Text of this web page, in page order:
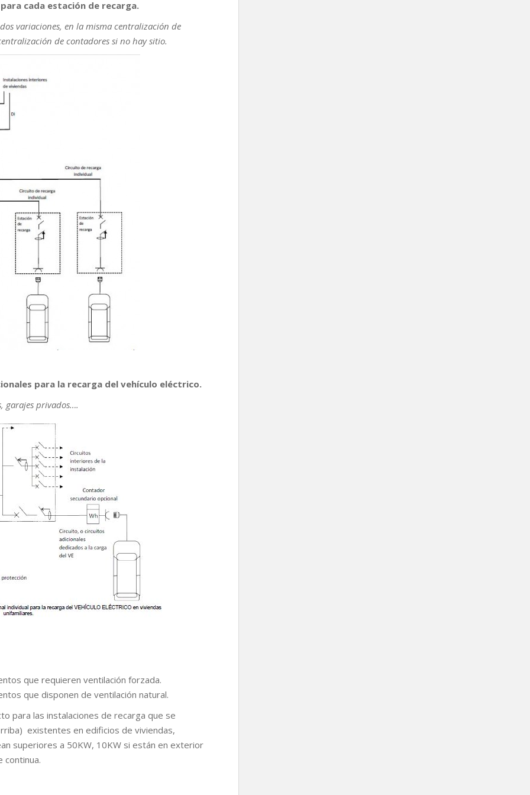
cada estación de recarga.
variaciones, en la misma centralización de
de contadores si no hay sitio.
para la recarga del vehículo eléctrico.
garajes privados….
que requieren ventilación forzada.
que disponen de ventilación natural.
para las instalaciones de recarga que se
existentes en edificios de viviendas,
superiores a 50KW, 10KW si están en exterior
continua.